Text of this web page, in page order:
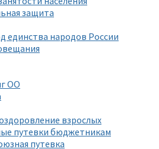
защита
единства народов России
ОО
взрослых
путевки бюджетникам
путевка